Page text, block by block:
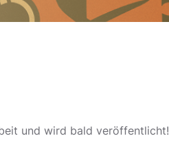
und wird bald veröffentlicht!